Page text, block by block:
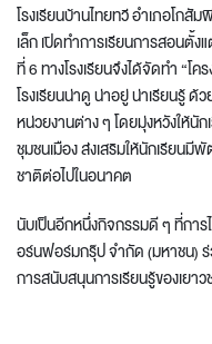
โรงเรียนบ้านไทยทวี อำเภอโกสั
เล็ก เปิดทําการเรียนการสอนตั้
ที่ 6 ทางโรงเรียนจึงได้จัดทํา “
โรงเรียนน่าดู น่าอยู่ น่าเรียนรู้
หน่วยงานต่าง ๆ โดยมุ่งหวังให้นัก
ชุมชนเมือง ส่งเสริมให้นักเรียน
ชาติต่อไปในอนาคต
นับเป็นอีกหนึ่งกิจกรรมดี ๆ ที่การ
อร์นฟอร์มกรุ๊ป จำกัด (มหาชน) ร่
การสนับสนุนการเรียนรู้ของเยาว